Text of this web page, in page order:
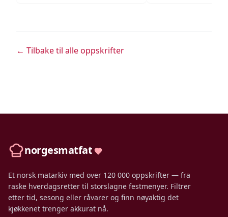
← Tilbake til alle oppskrifter
norgesmatfat
Et norsk matarkiv med over 120 000 oppskrifter — fra
raske hverdagsretter til storslagne festmenyer. Filtrer
etter tid, sesong eller råvarer og finn nøyaktig det
kjøkkenet trenger akkurat nå.